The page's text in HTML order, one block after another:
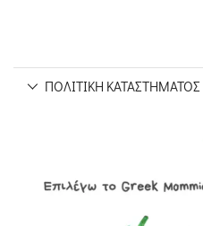
ΠΟΛΙΤΙΚΉ ΚΑΤΑΣΤΉΜΑΤΟΣ